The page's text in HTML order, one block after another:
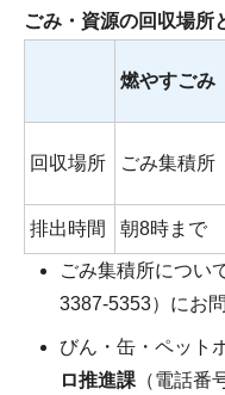
ごみ・資源の回収場所
燃やすごみ
回収場所 ごみ集積所
排出時間 朝8時まで
ごみ集積所につい
3387-5353）にお
びん・缶・ペット
ロ推進課 （電話番